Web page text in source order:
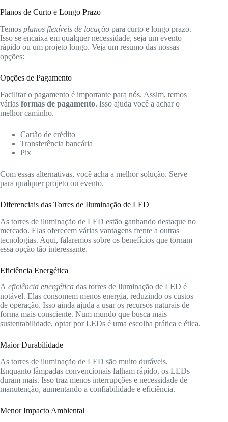
Planos de Curto e Longo Prazo
Temos planos flexíveis de locação para curto e longo prazo.
Isso se encaixa em qualquer necessidade, seja um evento
rápido ou um projeto longo. Veja um resumo das nossas
opções:
Opções de Pagamento
Facilitar o pagamento é importante para nós. Assim, temos
várias formas de pagamento. Isso ajuda você a achar o
melhor caminho.
Cartão de crédito
Transferência bancária
Pix
Com essas alternativas, você acha a melhor solução. Serve
para qualquer projeto ou evento.
Diferenciais das Torres de Iluminação de LED
As torres de iluminação de LED estão ganhando destaque no
mercado. Elas oferecem várias vantagens frente a outras
tecnologias. Aqui, falaremos sobre os benefícios que tornam
essa opção tão interessante.
Eficiência Energética
A eficiência energética das torres de iluminação de LED é
notável. Elas consomem menos energia, reduzindo os custos
de operação. Isso ainda ajuda a usar os recursos naturais de
forma mais consciente. Num mundo que busca mais
sustentabilidade, optar por LEDs é uma escolha prática e ética.
Maior Durabilidade
As torres de iluminação de LED são muito duráveis.
Enquanto lâmpadas convencionais falham rápido, os LEDs
duram mais. Isso traz menos interrupções e necessidade de
manutenção, aumentando a confiabilidade e eficiência.
Menor Impacto Ambiental